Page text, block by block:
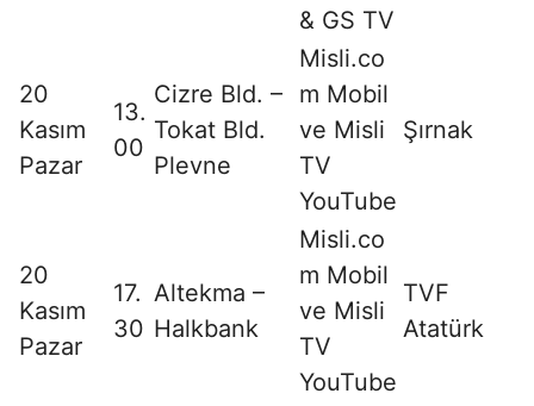
& GS TV
20
Kasım
Pazar
13.
00
Cizre Bld. –
Tokat Bld.
Plevne
Misli.co
m Mobil
ve Misli
TV
YouTube
Şırnak
20
Kasım
Pazar
17.
30
Altekma –
Halkbank
Misli.co
m Mobil
ve Misli
TV
YouTube
TVF
Atatürk